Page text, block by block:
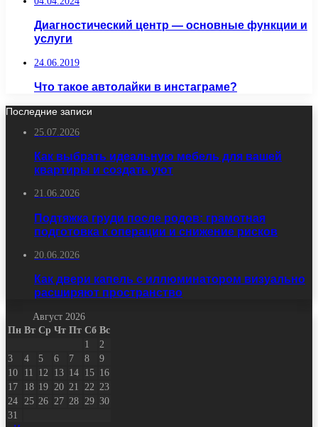
Диагностический центр — основные функции и
услуги
24.06.2019
Что такое автолайки в инстаграме?
Последние записи
25.07.2026
Как выбрать идеальную мебель для вашей
квартиры и создать уют
21.06.2026
Подтяжка груди после родов: грамотная
подготовка к операции и снижение рисков
20.06.2026
Как двери капель с иллюминатором визуально
расширяют пространство
Август 2026
Пн Вт Ср Чт Пт Сб Вс
1
2
3
4 5 6 7 8
9
10
11 12 13 14 15 16
17
18 19 20 21 22 23
24
25 26 27 28 29 30
31